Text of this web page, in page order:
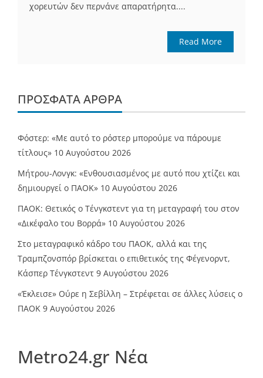
χορευτών δεν περνάνε απαρατήρητα....
Read More
ΠΡΌΣΦΑΤΑ ΆΡΘΡΑ
Φόστερ: «Με αυτό το ρόστερ μπορούμε να πάρουμε
τίτλους» 10 Αυγούστου 2026
Μήτρου-Λονγκ: «Ενθουσιασμένος με αυτό που χτίζει και
δημιουργεί ο ΠΑΟΚ» 10 Αυγούστου 2026
ΠΑΟΚ: Θετικός ο Τένγκστεντ για τη μεταγραφή του στον
«Δικέφαλο του Βορρά» 10 Αυγούστου 2026
Στο μεταγραφικό κάδρο του ΠΑΟΚ, αλλά και της
Τραμπζονσπόρ βρίσκεται ο επιθετικός της Φέγενορντ,
Κάσπερ Τένγκστεντ 9 Αυγούστου 2026
«Έκλεισε» Ούρε η Σεβίλλη – Στρέφεται σε άλλες λύσεις ο
ΠΑΟΚ 9 Αυγούστου 2026
Metro24.gr Νέα